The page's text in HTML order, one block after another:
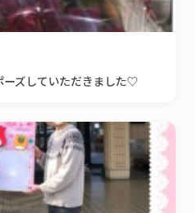
ズしていただきました♡